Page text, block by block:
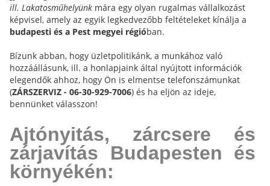
ill. Lakatosműhelyünk mára egy olyan rugalmas vállalkozást
képvisel, amely az egyik legkedvezőbb feltételeket kínálja a
budapesti és a Pest megyei régióban.
Bízunk abban, hogy üzletpolitikánk, a munkához való
hozzáállásunk, ill. a honlapjaink által nyújtott információk
elegendők ahhoz, hogy Ön is elmentse telefonszámunkat
(ZÁRSZERVIZ - 06-30-929-7006) és ha eljön az ideje,
bennünket válasszon!
Ajtónyitás, zárcsere és
zárjavítás Budapesten és
környékén: